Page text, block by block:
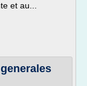
et au...